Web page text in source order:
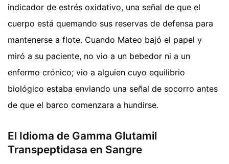
indicador de estrés oxidativo, una señal de que el
cuerpo está quemando sus reservas de defensa para
mantenerse a flote. Cuando Mateo bajó el papel y
miró a su paciente, no vio a un bebedor ni a un
enfermo crónico; vio a alguien cuyo equilibrio
biológico estaba enviando una señal de socorro antes
de que el barco comenzara a hundirse.
El Idioma de Gamma Glutamil
Transpeptidasa en Sangre